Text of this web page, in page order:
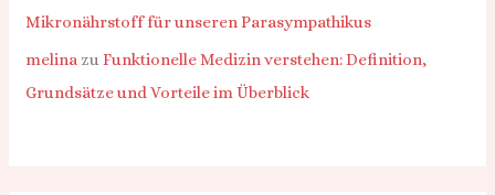
Mikronährstoff für unseren Parasympathikus
melina zuFunktionelle Medizin verstehen: Definition,
Grundsätze und Vorteile im Überblick